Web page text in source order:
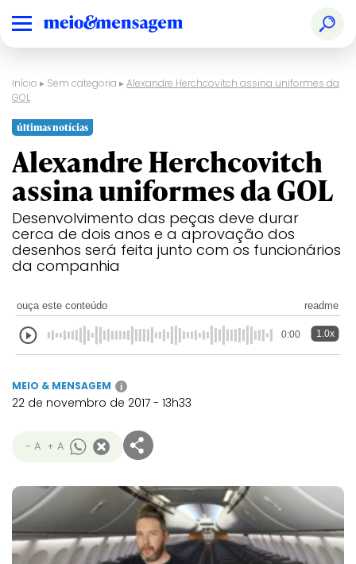
Início ▸ Sem categoria ▸Alexandre Herchcovitch assina uniformes da
GOL
últimas notícias
Alexandre Herchcovitch
assina uniformes da GOL
Desenvolvimento das peças deve durar
cerca de dois anos e a aprovação dos
desenhos será feita junto com os funcionários
da companhia
ouça este conteúdo readme
0:00 1.0x
MEIO & MENSAGEM i
22 de novembro de 2017 - 13h33
- A + A